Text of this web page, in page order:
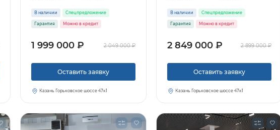
В наличии Спецпредложение
Гарантия Можно в кредит
1 999 000 ₽ 2 049 000 ₽
Оставить заявку
Казань Горьковское шоссе 47к1
В наличии Спецпредложение
Гарантия Можно в кредит
2 849 000 ₽ 2 899 000 ₽
Оставить заявку
Казань Горьковское шоссе 47к1